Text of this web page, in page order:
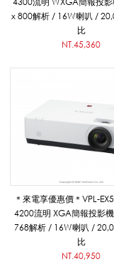
影
機
_
x 800解析 / 16W喇叭 /
比
NT.45,360
＊來電享優惠價＊VPL-
4200流明 XGA簡報投影
768解析 / 16W喇叭 /
比
NT.40,950